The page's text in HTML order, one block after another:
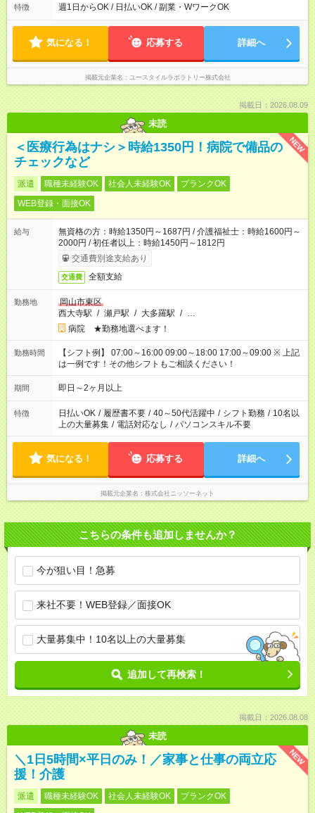
ら翌7時 ■23時から翌8時 ■24時から翌9時 など ※上記の時間
ます。 ※曜日固定（毎週同じ曜日での勤務となります）
特徴 週1日からOK / 日払いOK / 副業・WワークOK
気になる！ 応募する 詳細へ
掲載元企業名 ユースタイルラボラトリー株式会社
掲載日：2026.08.09
未読
NEW
＜医療行為はナシ＞時給1350円！病院で備品の
チェックなど
派遣 職種未経験OK 社会人未経験OK
ブランクOK
WEB登録・面接OK
給与
無資格の方：時給1350円～1687円 / 介護福祉士：時給1600円～
2000円 / 初任者以上：時給1450円～1812円
交通費別途支給あり
交通費 全額支給
勤務地
岡山市東区
西大寺駅 / 瀬戸駅 / 大多羅駅 / …
病院 ★勤務地選べます！
勤務時間
【シフト例】 07:00～16:00 09:00～18:00 17:00～09:00 ※ 上記
は一例です！その他シフトもご相談ください！
期間 即日～2ヶ月以上
特徴 日払いOK / 履歴書不要 / 40～50代活躍中 / シフト勤務 / 10名以
上の大量募集 / 電話対応なし / パソコンスキル不要
気になる！ 応募する 詳細へ
掲載元企業名 株式会社ニッソーネット
こちらの条件も追加しませんか？
今が狙い目！急募
来社不要！WEB登録／面接OK
大量募集中！10名以上の大量募集
追加して再検索！
掲載日：2026.08.08
未読
NEW
＼1日5時間×平日のみ！／家事と仕事の両立応
援！介護
派遣 職種未経験OK 社会人未経験OK
ブランクOK